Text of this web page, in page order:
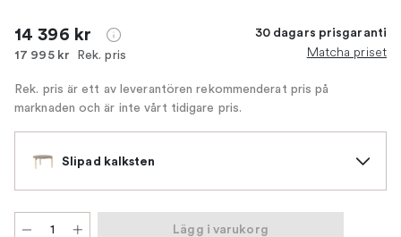
14 396 kr
17 995 kr Rek. pris
30 dagars prisgaranti
Matcha priset
Rek. pris är ett av leverantören rekommenderat pris på
marknaden och är inte vårt tidigare pris.
Slipad kalksten
Lägg i varukorg